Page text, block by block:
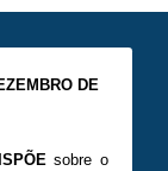
DE
sobre o